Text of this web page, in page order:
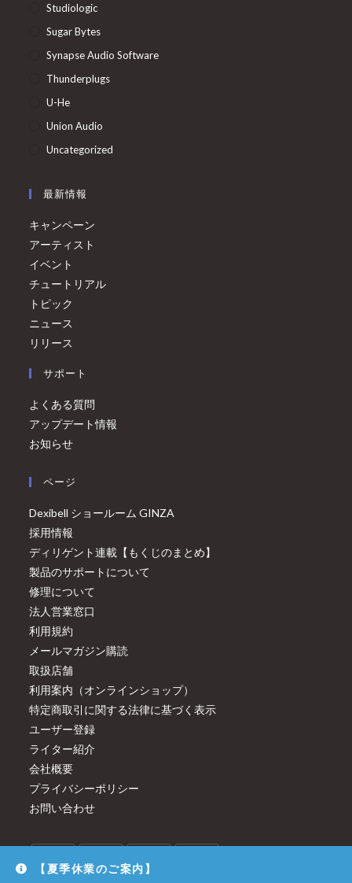
Studiologic
Sugar Bytes
Synapse Audio Software
Thunderplugs
U-He
Union Audio
Uncategorized
最新情報
キャンペーン
アーティスト
イベント
チュートリアル
トピック
ニュース
リリース
サポート
よくある質問
アップデート情報
お知らせ
ページ
Dexibell ショールーム GINZA
採用情報
ディリゲント連載【もくじのまとめ】
製品のサポートについて
修理について
法人営業窓口
利用規約
メールマガジン購読
取扱店舗
利用案内（オンラインショップ）
特定商取引に関する法律に基づく表示
ユーザー登録
ライター紹介
会社概要
プライバシーポリシー
お問い合わせ
【夏季休業のご案内】